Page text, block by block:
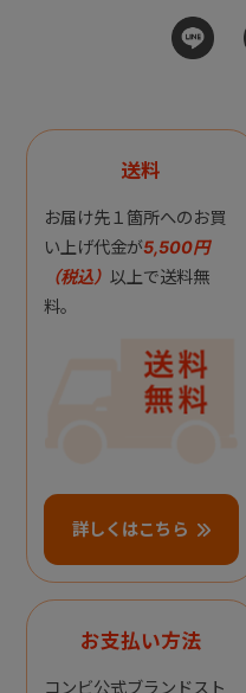
送料
お届け先１箇所へのお買
い上げ代金が5,500円
（税込） 以上で送料無
料。
詳しくはこちら
お支払い方法
コンビ公式ブランドスト